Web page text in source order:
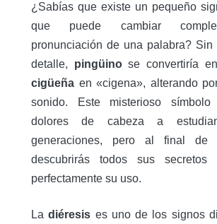
¿Sabías que existe un pequeño
que puede cambiar
pronunciación de una palabra? Sin
detalle, pingüinose convertiría
cigüeña en «cigena», alterando
sonido. Este misterioso
dolores de cabeza a
generaciones, pero al final de
descubrirás todos sus secretos
perfectamente su uso.
Ladiéresis es uno de los signos